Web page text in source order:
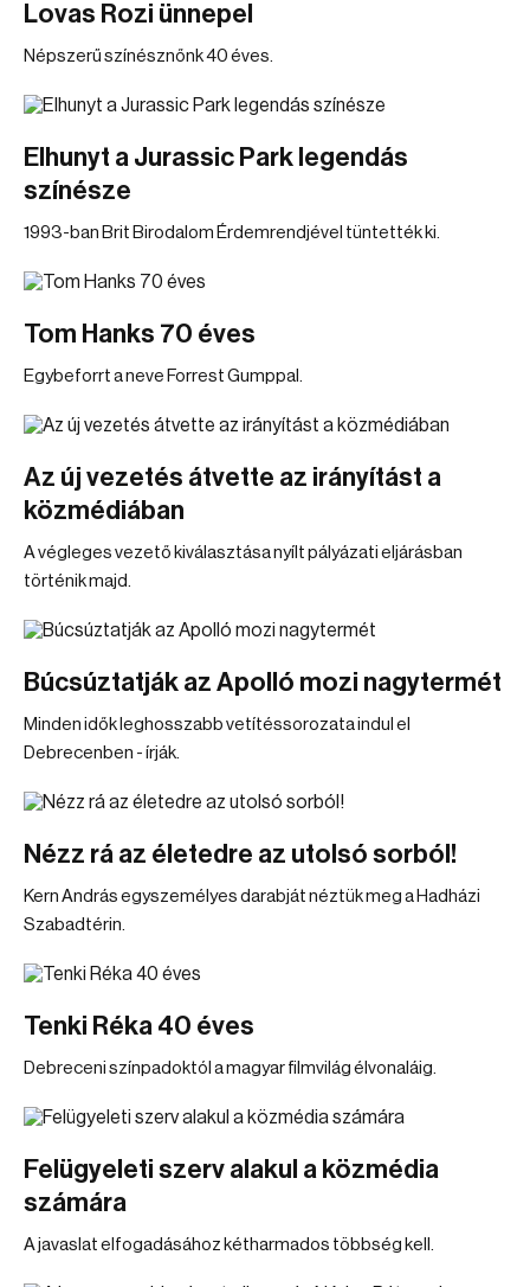
Lovas Rozi ünnepel
Népszerű színésznőnk 40 éves.
Elhunyt a Jurassic Park legendás
színésze
1993-ban Brit Birodalom Érdemrendjével tüntették ki.
Tom Hanks 70 éves
Egybeforrt a neve Forrest Gumppal.
Az új vezetés átvette az irányítást a
közmédiában
A végleges vezető kiválasztása nyílt pályázati eljárásban
történik majd.
Búcsúztatják az Apolló mozi nagytermét
Minden idők leghosszabb vetítéssorozata indul el
Debrecenben - írják.
Nézz rá az életedre az utolsó sorból!
Kern András egyszemélyes darabját néztük meg a Hadházi
Szabadtérin.
Tenki Réka 40 éves
Debreceni színpadoktól a magyar filmvilág élvonaláig.
Felügyeleti szerv alakul a közmédia
számára
A javaslat elfogadásához kétharmados többség kell.